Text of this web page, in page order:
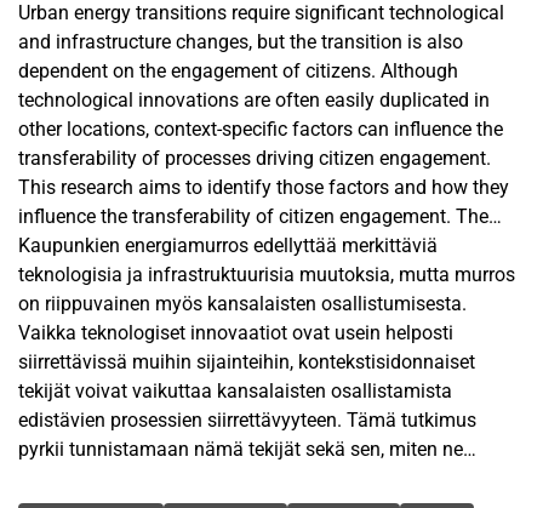
Urban energy transitions require significant technological
and infrastructure changes, but the transition is also
dependent on the engagement of citizens. Although
technological innovations are often easily duplicated in
other locations, context-specific factors can influence the
transferability of processes driving citizen engagement.
This research aims to identify those factors and how they
influence the transferability of citizen engagement. The
research is informed by qualitative document analysis, and
identifies the drivers and barriers associated with five
separate energy transition projects with a focus on citizen
engagement. The document analysis is conducted as
thematic content analysis, using relevant project
deliverables as research material. The findings are
structured using the PESTEL analysis framework to present
a comprehensive understanding of the identified factors.
Kaupunkien energiamurros edellyttää merkittäviä
teknologisia ja infrastruktuurisia muutoksia, mutta murros
on riippuvainen myös kansalaisten osallistumisesta.
Vaikka teknologiset innovaatiot ovat usein helposti
siirrettävissä muihin sijainteihin, kontekstisidonnaiset
tekijät voivat vaikuttaa kansalaisten osallistamista
edistävien prosessien siirrettävyyteen. Tämä tutkimus
pyrkii tunnistamaan nämä tekijät sekä sen, miten ne